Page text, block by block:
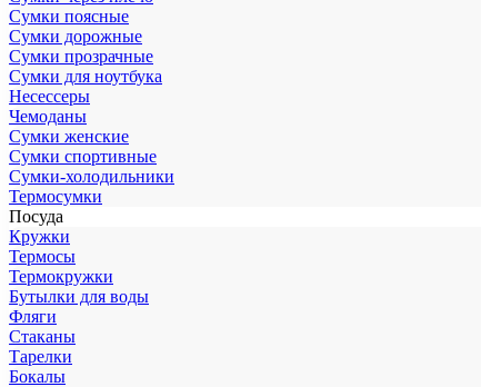
Сумки поясные
Сумки дорожные
Сумки прозрачные
Сумки для ноутбука
Несессеры
Чемоданы
Сумки женские
Сумки спортивные
Сумки-холодильники
Термосумки
Посуда
Кружки
Термосы
Термокружки
Бутылки для воды
Фляги
Стаканы
Тарелки
Бокалы